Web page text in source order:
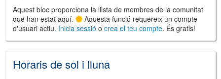
Aquest bloc proporciona la llista de membres de la comunitat
que han estat aquí.
Aquesta funció requereix un compte
d'usuari actiu. Inicia sessió o crea el teu compte. És gratis!
Horaris de sol i lluna